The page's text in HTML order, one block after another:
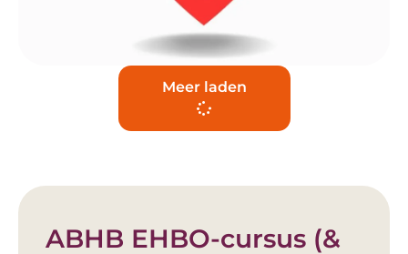
Meer laden
ABHB EHBO-cursus (&